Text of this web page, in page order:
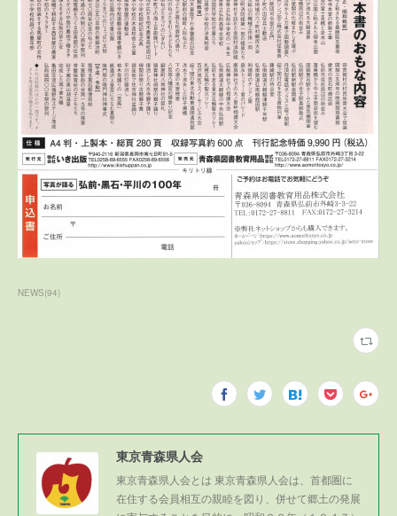
NEWS(94)
東京青森県人会
東京青森県人会とは 東京青森県人会は、首都圏に
在住する会員相互の親睦を図り、併せて郷土の発展